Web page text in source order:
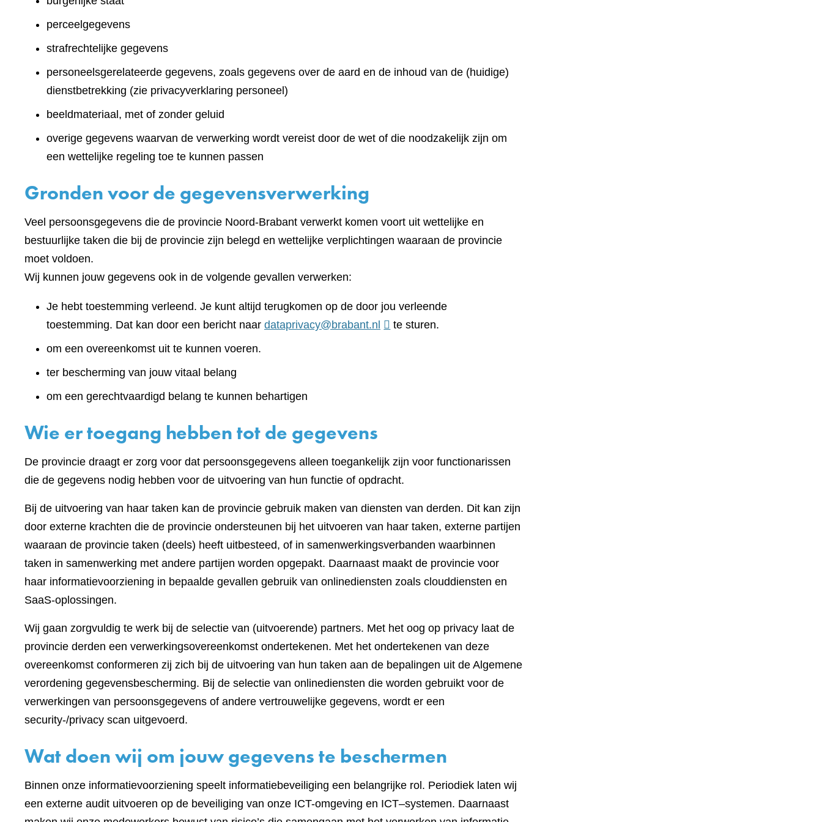
perceelgegevens
strafrechtelijke gegevens
personeelsgerelateerde gegevens, zoals gegevens over de aard en de inhoud van de (huidige)
dienstbetrekking (zie privacyverklaring personeel)
beeldmateriaal, met of zonder geluid
overige gegevens waarvan de verwerking wordt vereist door de wet of die noodzakelijk zijn om
een wettelijke regeling toe te kunnen passen
Gronden voor de gegevensverwerking
Veel persoonsgegevens die de provincie Noord-Brabant verwerkt komen voort uit wettelijke en
bestuurlijke taken die bij de provincie zijn belegd en wettelijke verplichtingen waaraan de provincie
moet voldoen.
Wij kunnen jouw gegevens ook in de volgende gevallen verwerken:
Je hebt toestemming verleend. Je kunt altijd terugkomen op de door jou verleende
toestemming. Dat kan door een bericht naar dataprivacy@brabant.nl
te sturen.
om een overeenkomst uit te kunnen voeren.
ter bescherming van jouw vitaal belang
om een gerechtvaardigd belang te kunnen behartigen
Wie er toegang hebben tot de gegevens
De provincie draagt er zorg voor dat persoonsgegevens alleen toegankelijk zijn voor functionarissen
die de gegevens nodig hebben voor de uitvoering van hun functie of opdracht.
Bij de uitvoering van haar taken kan de provincie gebruik maken van diensten van derden. Dit kan zijn
door externe krachten die de provincie ondersteunen bij het uitvoeren van haar taken, externe partijen
waaraan de provincie taken (deels) heeft uitbesteed, of in samenwerkingsverbanden waarbinnen
taken in samenwerking met andere partijen worden opgepakt. Daarnaast maakt de provincie voor
haar informatievoorziening in bepaalde gevallen gebruik van onlinediensten zoals clouddiensten en
SaaS-oplossingen.
Wij gaan zorgvuldig te werk bij de selectie van (uitvoerende) partners. Met het oog op privacy laat de
provincie derden een verwerkingsovereenkomst ondertekenen. Met het ondertekenen van deze
overeenkomst conformeren zij zich bij de uitvoering van hun taken aan de bepalingen uit de Algemene
verordening gegevensbescherming. Bij de selectie van onlinediensten die worden gebruikt voor de
verwerkingen van persoonsgegevens of andere vertrouwelijke gegevens, wordt er een
security-/privacy scan uitgevoerd.
Wat doen wij om jouw gegevens te beschermen
Binnen onze informatievoorziening speelt informatiebeveiliging een belangrijke rol. Periodiek laten wij
een externe audit uitvoeren op de beveiliging van onze ICT-omgeving en ICT–systemen. Daarnaast